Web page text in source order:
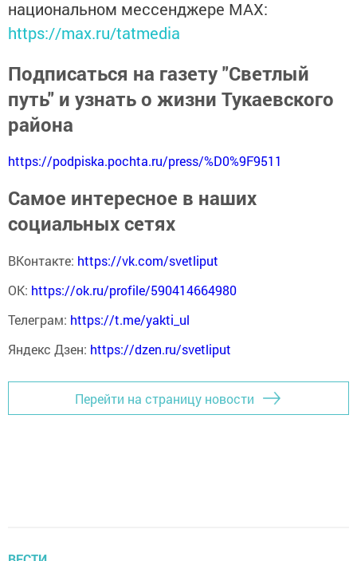
национальном мессенджере MАХ:
https://max.ru/tatmedia
Подписаться на газету "Светлый
путь" и узнать о жизни Тукаевского
района
https://podpiska.pochta.ru/press/%D0%9F9511
Самое интересное в наших
социальных сетях
ВКонтакте: https://vk.com/svetliput
ОК: https://ok.ru/profile/590414664980
Телеграм: https://t.me/yakti_ul
Яндекс Дзен: https://dzen.ru/svetliput
Перейти на страницу новости